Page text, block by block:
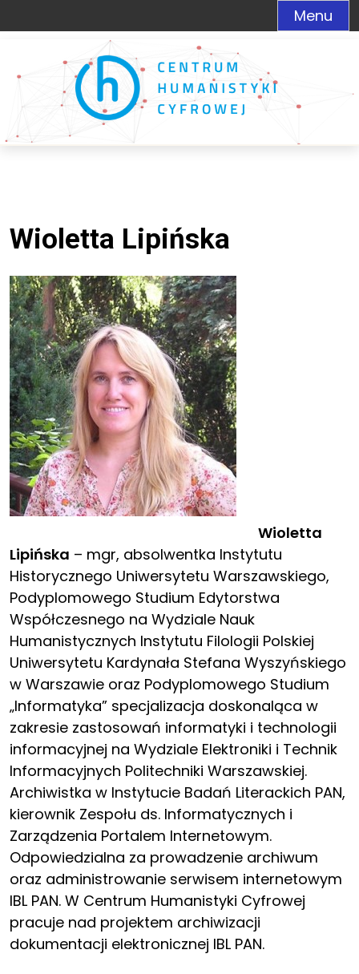
Menu
Wioletta Lipińska
Wioletta
Lipińska – mgr, absolwentka Instytutu
Historycznego Uniwersytetu Warszawskiego,
Podyplomowego Studium Edytorstwa
Współczesnego na Wydziale Nauk
Humanistycznych Instytutu Filologii Polskiej
Uniwersytetu Kardynała Stefana Wyszyńskiego
w Warszawie oraz Podyplomowego Studium
„Informatyka” specjalizacja doskonaląca w
zakresie zastosowań informatyki i technologii
informacyjnej na Wydziale Elektroniki i Technik
Informacyjnych Politechniki Warszawskiej.
Archiwistka w Instytucie Badań Literackich PAN,
kierownik Zespołu ds. Informatycznych i
Zarządzenia Portalem Internetowym.
Odpowiedzialna za prowadzenie archiwum
oraz administrowanie serwisem internetowym
IBL PAN. W Centrum Humanistyki Cyfrowej
pracuje nad projektem archiwizacji
dokumentacji elektronicznej IBL PAN.